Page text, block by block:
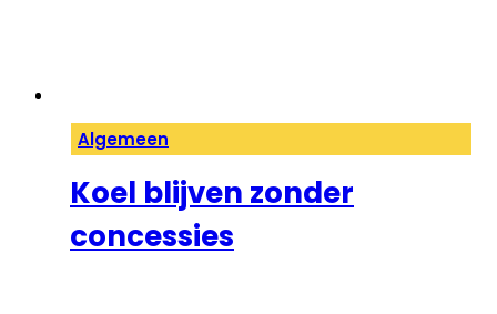
Algemeen
Koel blijven zonder
concessies